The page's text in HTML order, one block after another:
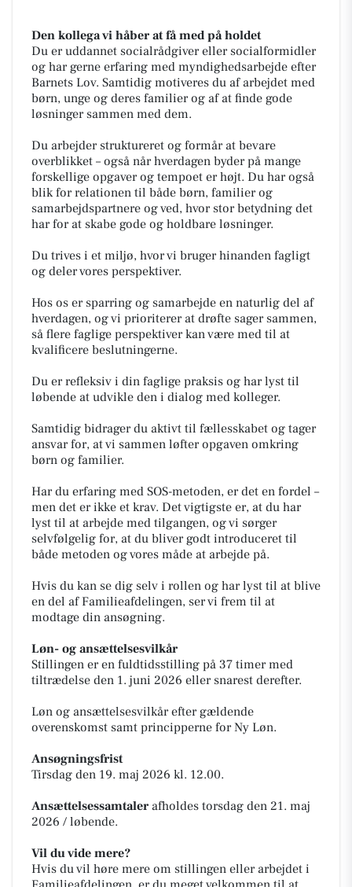
Den kollega vi håber at få med på holdet
Du er uddannet socialrådgiver eller socialformidler
og har gerne erfaring med myndighedsarbejde efter
Barnets Lov. Samtidig motiveres du af arbejdet med
børn, unge og deres familier og af at finde gode
løsninger sammen med dem.
Du arbejder struktureret og formår at bevare
overblikket – også når hverdagen byder på mange
forskellige opgaver og tempoet er højt. Du har også
blik for relationen til både børn, familier og
samarbejdspartnere og ved, hvor stor betydning det
har for at skabe gode og holdbare løsninger.
Du trives i et miljø, hvor vi bruger hinanden fagligt
og deler vores perspektiver.
Hos os er sparring og samarbejde en naturlig del af
hverdagen, og vi prioriterer at drøfte sager sammen,
så flere faglige perspektiver kan være med til at
kvalificere beslutningerne.
Du er refleksiv i din faglige praksis og har lyst til
løbende at udvikle den i dialog med kolleger.
Samtidig bidrager du aktivt til fællesskabet og tager
ansvar for, at vi sammen løfter opgaven omkring
børn og familier.
Har du erfaring med SOS-metoden, er det en fordel –
men det er ikke et krav. Det vigtigste er, at du har
lyst til at arbejde med tilgangen, og vi sørger
selvfølgelig for, at du bliver godt introduceret til
både metoden og vores måde at arbejde på.
Hvis du kan se dig selv i rollen og har lyst til at blive
en del af Familieafdelingen, ser vi frem til at
modtage din ansøgning.
Løn- og ansættelsesvilkår
Stillingen er en fuldtidsstilling på 37 timer med
tiltrædelse den 1. juni 2026 eller snarest derefter.
Løn og ansættelsesvilkår efter gældende
overenskomst samt principperne for Ny Løn.
Ansøgningsfrist
Tirsdag den 19. maj 2026 kl. 12.00.
Ansættelsessamtaler afholdes torsdag den 21. maj
2026 / løbende.
Vil du vide mere?
Hvis du vil høre mere om stillingen eller arbejdet i